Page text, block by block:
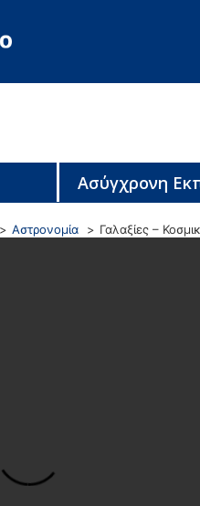
Ασύγχρονη
Αστρονομία Γαλαξίες –